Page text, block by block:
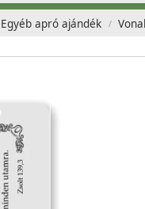
Egyéb apró ajándék /